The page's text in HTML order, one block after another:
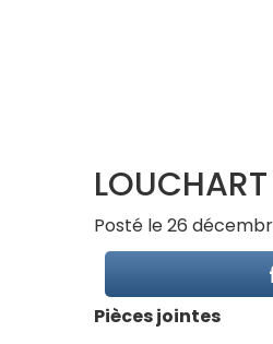
LOUCHART
Posté le 26
Pièces jointes